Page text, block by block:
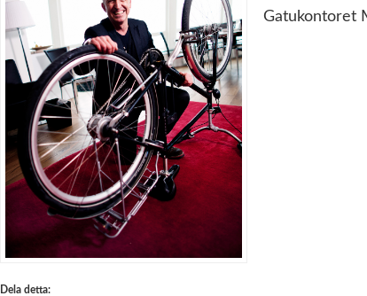
Gatukontoret
Dela detta: